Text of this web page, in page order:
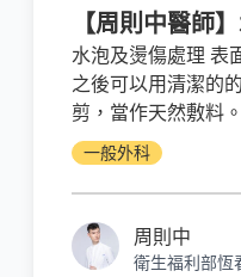
【周則中醫師
水泡及燙傷處理 表
之後可以用清潔的
剪，當作天然敷料
並時時保持警覺。
情形。如果不知如
猶豫！隨時尋求專
一般外科
周則中
衛生福利部恆